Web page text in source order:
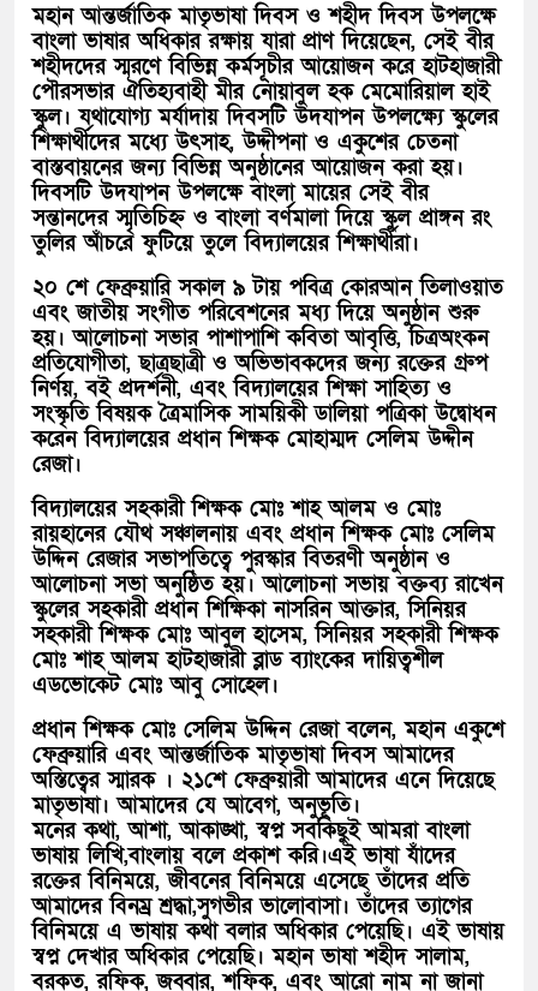
মহান আন্তর্জাতিক মাতৃভাষা দিবস ও শহীদ দিবস উপলক্ষে
বাংলা ভাষার অধিকার রক্ষায় যারা প্রাণ দিয়েছেন, সেই বীর
শহীদদের স্মরণে বিভিন্ন কর্মসূচীর আয়োজন করে হাটহাজারী
পৌরসভার ঐতিহ্যবাহী মীর নোয়াবুল হক মেমোরিয়াল হাই
স্কুল। যথাযোগ্য মর্যাদায় দিবসটি উদযাপন উপলক্ষ্যে স্কুলের
শিক্ষার্থীদের মধ্যে উৎসাহ, উদ্দীপনা ও একুশের চেতনা
বাস্তবায়নের জন্য বিভিন্ন অনুষ্ঠানের আয়োজন করা হয়।
দিবসটি উদযাপন উপলক্ষে বাংলা মায়ের সেই বীর
সন্তানদের স্মৃতিচিহ্ন ও বাংলা বর্ণমালা দিয়ে স্কুল প্রাঙ্গন রং
তুলির আঁচরে ফুটিয়ে তুলে বিদ্যালয়ের শিক্ষার্থীরা।
২০ শে ফেব্রুয়ারি সকাল ৯ টায় পবিত্র কোরআন তিলাওয়াত
এবং জাতীয় সংগীত পরিবেশনের মধ্য দিয়ে অনুষ্ঠান শুরু
হয়। আলোচনা সভার পাশাপাশি কবিতা আবৃত্তি, চিত্রঅংকন
প্রতিযোগীতা, ছাত্রছাত্রী ও অভিভাবকদের জন্য রক্তের গ্রুপ
নির্ণয়, বই প্রদর্শনী, এবং বিদ্যালয়ের শিক্ষা সাহিত্য ও
সংস্কৃতি বিষয়ক ত্রৈমাসিক সাময়িকী ডালিয়া পত্রিকা উদ্বোধন
করেন বিদ্যালয়ের প্রধান শিক্ষক মোহাম্মদ সেলিম উদ্দীন
রেজা।
বিদ্যালয়ের সহকারী শিক্ষক মোঃ শাহ আলম ও মোঃ
রায়হানের যৌথ সঞ্চালনায় এবং প্রধান শিক্ষক মোঃ সেলিম
উদ্দিন রেজার সভাপতিত্বে পুরস্কার বিতরণী অনুষ্ঠান ও
আলোচনা সভা অনুষ্ঠিত হয়। আলোচনা সভায় বক্তব্য রাখেন
স্কুলের সহকারী প্রধান শিক্ষিকা নাসরিন আক্তার, সিনিয়র
সহকারী শিক্ষক মোঃ আবুল হাসেম, সিনিয়র সহকারী শিক্ষক
মোঃ শাহ আলম হাটহাজারী ব্লাড ব্যাংকের দায়িত্বশীল
এডভোকেট মোঃ আবু সোহেল।
প্রধান শিক্ষক মোঃ সেলিম উদ্দিন রেজা বলেন, মহান একুশে
ফেব্রুয়ারি এবং আন্তর্জাতিক মাতৃভাষা দিবস আমাদের
অস্তিত্বের স্মারক । ২১শে ফেব্রুয়ারী আমাদের এনে দিয়েছে
মাতৃভাষা। আমাদের যে আবেগ, অনুভূতি।
মনের কথা, আশা, আকাঙ্খা, স্বপ্ন সবকিছুই আমরা বাংলা
ভাষায় লিখি,বাংলায় বলে প্রকাশ করি।এই ভাষা যাঁদের
রক্তের বিনিময়ে, জীবনের বিনিময়ে এসেছে তাঁদের প্রতি
আমাদের বিনম্র শ্রদ্ধা,সুগভীর ভালোবাসা। তাঁদের ত্যাগের
বিনিময়ে এ ভাষায় কথা বলার অধিকার পেয়েছি। এই ভাষায়
স্বপ্ন দেখার অধিকার পেয়েছি। মহান ভাষা শহীদ সালাম,
বরকত, রফিক, জব্বার, শফিক, এবং আরো নাম না জানা